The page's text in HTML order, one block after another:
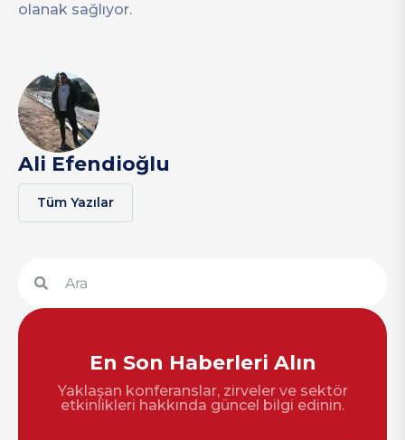
olanak sağlıyor.
Ali Efendioğlu
Tüm Yazılar
En Son Haberleri Alın
Yaklaşan konferanslar, zirveler ve sektör
etkinlikleri hakkında güncel bilgi edinin.